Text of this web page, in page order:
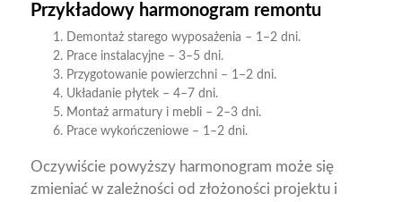
Przykładowy harmonogram remontu
Demontaż starego wyposażenia – 1–2 dni.
Prace instalacyjne – 3–5 dni.
Przygotowanie powierzchni – 1–2 dni.
Układanie płytek – 4–7 dni.
Montaż armatury i mebli – 2–3 dni.
Prace wykończeniowe – 1–2 dni.
Oczywiście powyższy harmonogram może się
zmieniać w zależności od złożoności projektu i